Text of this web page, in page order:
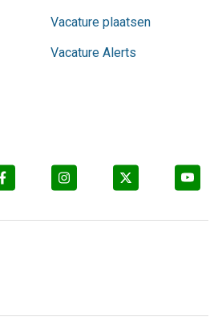
Vacature plaatsen
Vacature Alerts